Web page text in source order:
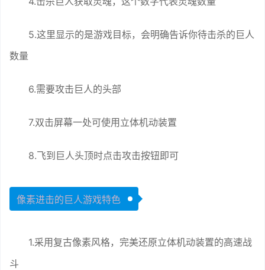
5.这里显示的是游戏目标，会明确告诉你待击杀的巨人
数量
6.需要攻击巨人的头部
7.双击屏幕一处可使用立体机动装置
8.飞到巨人头顶时点击攻击按钮即可
像素进击的巨人游戏特色
1.采用复古像素风格，完美还原立体机动装置的高速战
斗